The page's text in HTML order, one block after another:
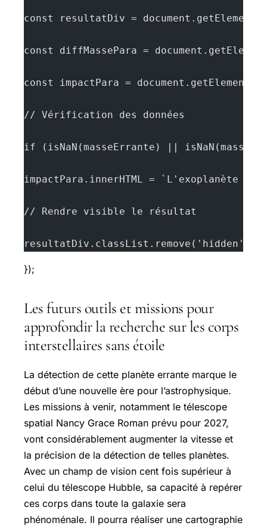
const resultatDiv =
const diffMassePara =
const impactPara =
// Vérification des données
if (isNaN(masseErrante) ||
impactPara.innerHTML =
// Rendre visible le résultat
resultatDiv.classList.remove('hidden');
});
Les futurs outils et missions pour
approfondir la recherche sur les corps
interstellaires sans étoile
La détection de cette planète errante marque le
début d’une nouvelle ère pour l’astrophysique.
Les missions à venir, notamment le télescope
spatial Nancy Grace Roman prévu pour 2027,
vont considérablement augmenter la vitesse et
la précision de la détection de telles planètes.
Avec un champ de vision cent fois supérieur à
celui du télescope Hubble, sa capacité à repérer
ces corps dans toute la galaxie sera
phénoménale. Il pourra réaliser une cartographie